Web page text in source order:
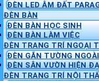
ĐÈN LED ÂM ĐẤT
ĐÈN BÀN
ĐÈN BÀN HỌC SINH
ĐÈN BÀN LÀM VIỆC
ĐÈN TRANG TRÍ NGOẠI
ĐÈN GẮN TƯỜNG
ĐÈN SÂN VƯỜN HIỆN
ĐÈN TRANG TRÍ NỘI